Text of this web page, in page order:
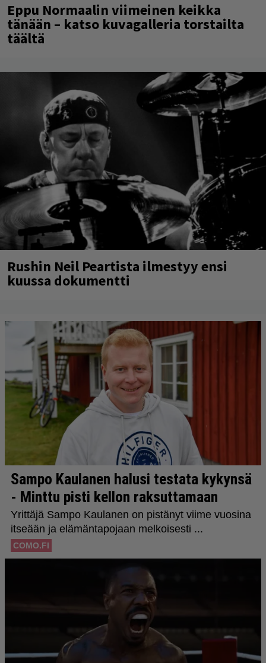
Eppu Normaalin viimeinen keikka
tänään – katso kuvagalleria torstailta
täältä
Rushin Neil Peartista ilmestyy ensi
kuussa dokumentti